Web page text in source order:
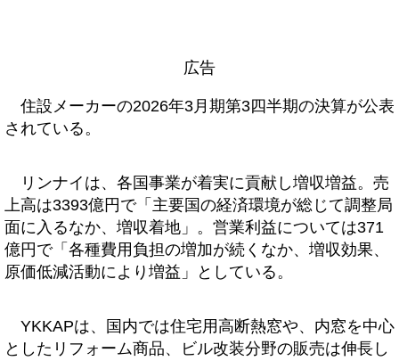
広告
住設メーカーの2026年3月期第3四半期の決算が公表
されている。
リンナイは、各国事業が着実に貢献し増収増益。売
上高は3393億円で「主要国の経済環境が総じて調整局
面に入るなか、増収着地」。営業利益については371
億円で「各種費用負担の増加が続くなか、増収効果、
原価低減活動により増益」としている。
YKKAPは、国内では住宅用高断熱窓や、内窓を中心
としたリフォーム商品、ビル改装分野の販売は伸長し